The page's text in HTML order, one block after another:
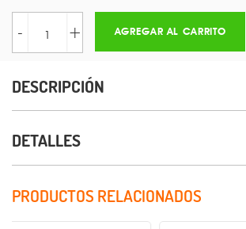
- + AGREGAR AL CARRITO
DESCRIPCIÓN
DETALLES
PRODUCTOS RELACIONADOS